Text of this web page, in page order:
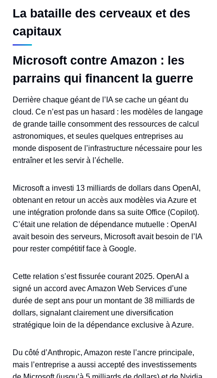
La bataille des cerveaux et des
capitaux
Microsoft contre Amazon : les
parrains qui financent la guerre
Derrière chaque géant de l’IA se cache un géant du
cloud. Ce n’est pas un hasard : les modèles de langage
de grande taille consomment des ressources de calcul
astronomiques, et seules quelques entreprises au
monde disposent de l’infrastructure nécessaire pour les
entraîner et les servir à l’échelle.
Microsoft a investi 13 milliards de dollars dans OpenAI,
obtenant en retour un accès aux modèles via Azure et
une intégration profonde dans sa suite Office (Copilot).
C’était une relation de dépendance mutuelle : OpenAI
avait besoin des serveurs, Microsoft avait besoin de l’IA
pour rester compétitif face à Google.
Cette relation s’est fissurée courant 2025. OpenAI a
signé un accord avec Amazon Web Services d’une
durée de sept ans pour un montant de 38 milliards de
dollars, signalant clairement une diversification
stratégique loin de la dépendance exclusive à Azure.
Du côté d’Anthropic, Amazon reste l’ancre principale,
mais l’entreprise a aussi accepté des investissements